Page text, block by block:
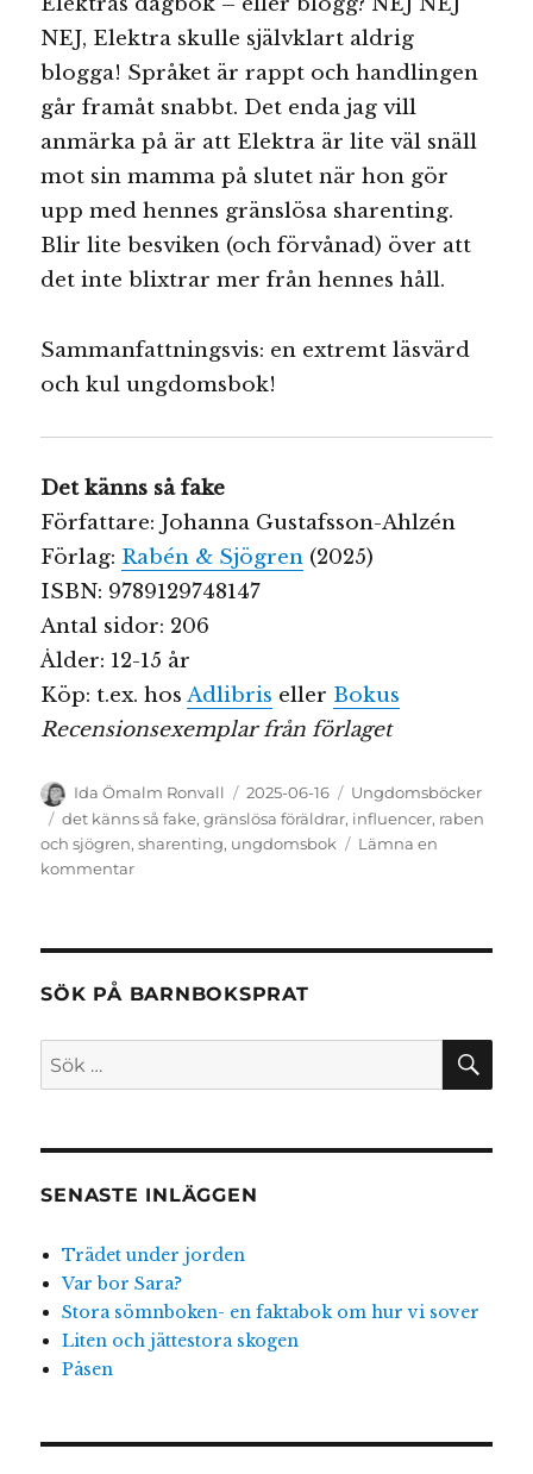
NEJ, Elektra skulle självklart aldrig
blogga! Språket är rappt och handlingen
går framåt snabbt. Det enda jag vill
anmärka på är att Elektra är lite väl snäll
mot sin mamma på slutet när hon gör
upp med hennes gränslösa sharenting.
Blir lite besviken (och förvånad) över att
det inte blixtrar mer från hennes håll.
Sammanfattningsvis: en extremt läsvärd
och kul ungdomsbok!
Det känns så fake
Författare: Johanna Gustafsson-Ahlzén
Förlag: Rabén & Sjögren (2025)
ISBN: 9789129748147
Antal sidor: 206
Ålder: 12-15 år
Köp: t.ex. hosAdlibris eller Bokus
Recensionsexemplar från förlaget
Författare
Ida Ömalm Ronvall
Publicerat
den
2025-06-16 Kategorier
Ungdomsböcker
Etiketter
det känns så fake,gränslösa föräldrar, influencer, raben
och sjögren,sharenting, ungdomsbok
Lämna en
kommentartill
SÖK PÅ BARNBOKSPRAT
Sök
SENASTE INLÄGGEN
Trädet under jorden
Var bor Sara?
Stora sömnboken- en faktabok om hur vi sover
Liten och jättestora skogen
Påsen